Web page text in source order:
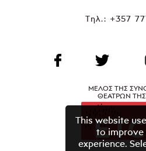
Τηλ.: +357
ΜΕΛΟΣ ΤΗΣ
ΘΕΑΤΡΩΝ
This website
to improve
experience.